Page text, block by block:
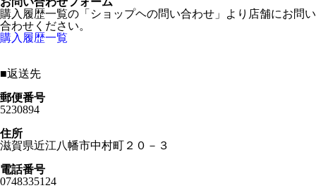
購入履歴一覧の「ショップヘの問い合わせ」より店舗にお問い
合わせください。
購入履歴一覧
■返送先
郵便番号
5230894
住所
滋賀県近江八幡市中村町２０－３
電話番号
0748335124